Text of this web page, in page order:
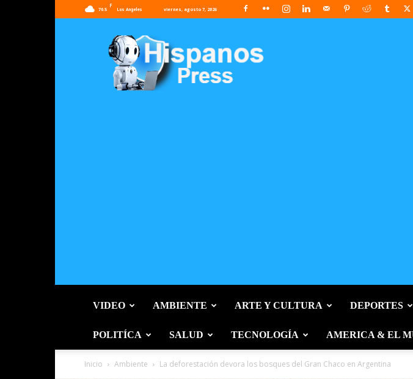
70.5
F
Los Angeles viernes, agosto 7, 2026
Press
VIDEO AMBIENTE ARTE Y CULTURA DEPORTES
POLITÍCA SALUD TECNOLOGÍA AMERICA & EL
Inicio Ambiente La deforestación devora los bosques del Gran Chaco en Argentina